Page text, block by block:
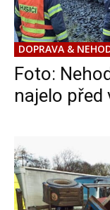
DOPRAVA &
Foto:
najelo před